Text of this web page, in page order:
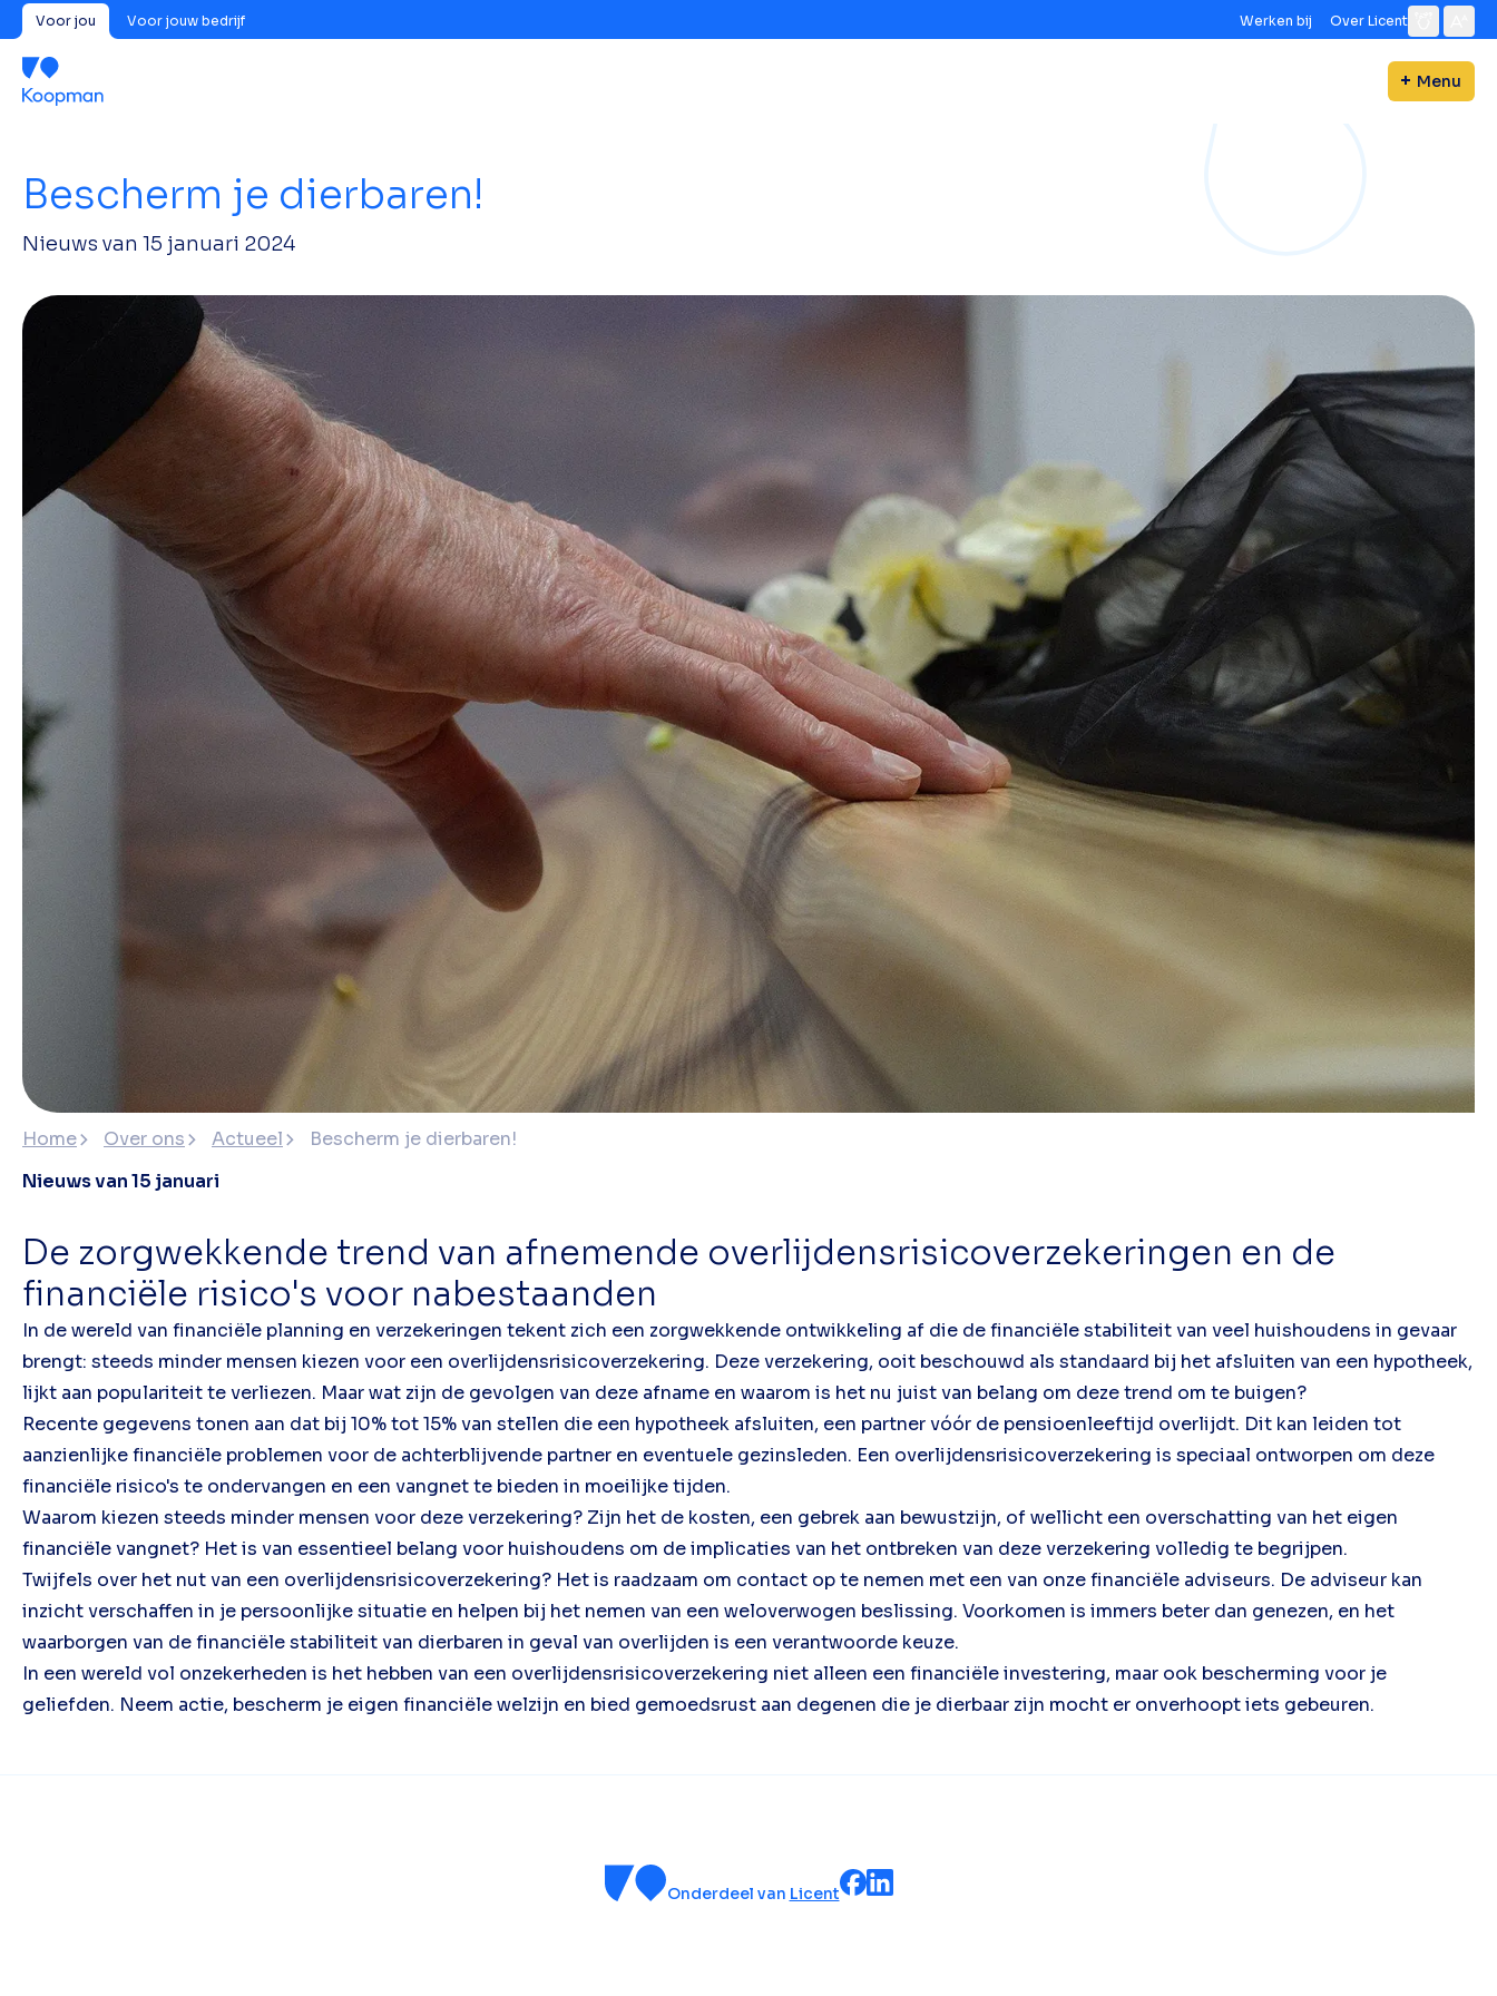
Voor jou Voor jouw bedrijf Werken bij Over Licent
Menu
Bescherm je dierbaren!
Nieuws van 15 januari 2024
Home Over ons Actueel
Bescherm je dierbaren!
Nieuws van 15 januari
De zorgwekkende trend van afnemende overlijdensrisicoverzekeringen en de
financiële risico's voor nabestaanden
In de wereld van financiële planning en verzekeringen tekent zich een zorgwekkende ontwikkeling af die de financiële stabiliteit van veel huishoudens in gevaar
brengt: steeds minder mensen kiezen voor een overlijdensrisicoverzekering. Deze verzekering, ooit beschouwd als standaard bij het afsluiten van een hypotheek,
lijkt aan populariteit te verliezen. Maar wat zijn de gevolgen van deze afname en waarom is het nu juist van belang om deze trend om te buigen?
Recente gegevens tonen aan dat bij 10% tot 15% van stellen die een hypotheek afsluiten, een partner vóór de pensioenleeftijd overlijdt. Dit kan leiden tot
aanzienlijke financiële problemen voor de achterblijvende partner en eventuele gezinsleden. Een overlijdensrisicoverzekering is speciaal ontworpen om deze
financiële risico's te ondervangen en een vangnet te bieden in moeilijke tijden.
Waarom kiezen steeds minder mensen voor deze verzekering? Zijn het de kosten, een gebrek aan bewustzijn, of wellicht een overschatting van het eigen
financiële vangnet? Het is van essentieel belang voor huishoudens om de implicaties van het ontbreken van deze verzekering volledig te begrijpen.
Twijfels over het nut van een overlijdensrisicoverzekering? Het is raadzaam om contact op te nemen met een van onze financiële adviseurs. De adviseur kan
inzicht verschaffen in je persoonlijke situatie en helpen bij het nemen van een weloverwogen beslissing. Voorkomen is immers beter dan genezen, en het
waarborgen van de financiële stabiliteit van dierbaren in geval van overlijden is een verantwoorde keuze.
In een wereld vol onzekerheden is het hebben van een overlijdensrisicoverzekering niet alleen een financiële investering, maar ook bescherming voor je
geliefden. Neem actie, bescherm je eigen financiële welzijn en bied gemoedsrust aan degenen die je dierbaar zijn mocht er onverhoopt iets gebeuren.
Onderdeel van Licent